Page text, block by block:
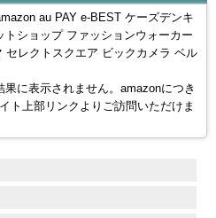
au PAY e-BEST ケーズデンキ
ショップ ファッションウォーカー
セレクトスクエア ビックカメラ ベル
に表示されません。amazonにつき
ト上部リンクよりご訪問いただけま